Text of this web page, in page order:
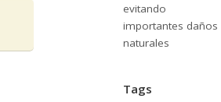
evitando
importantes daños
naturales
Tags